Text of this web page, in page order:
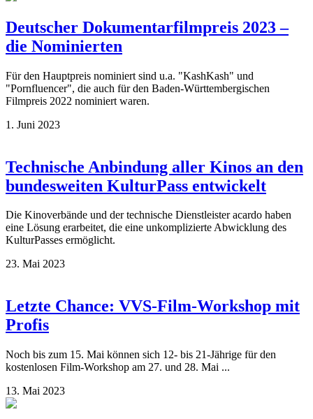
Deutscher Dokumentarfilm­preis 2023 –
die Nominierten
Für den Hauptpreis nominiert sind u.a. "KashKash" und
"Pornfluencer", die auch für den Baden-Württembergischen
Filmpreis 2022 nominiert waren.
1. Juni 2023
Technische Anbindung aller Kinos an den
bundesweiten KulturPass entwickelt
Die Kinoverbände und der technische Dienstleister acardo haben
eine Lösung erarbeitet, die eine unkomplizierte Abwicklung des
KulturPasses ermöglicht.
23. Mai 2023
Letzte Chance: VVS-Film-Workshop mit
Profis
Noch bis zum 15. Mai können sich 12- bis 21-Jährige für den
kostenlosen Film-Workshop am 27. und 28. Mai ...
13. Mai 2023